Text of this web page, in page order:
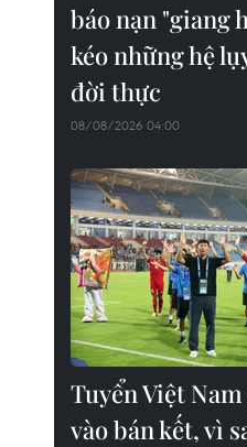
báo nạn "giang
kéo những hệ
đời thực
08/08/2026 04:00
Tuyển Việt
vào bán kết, vì